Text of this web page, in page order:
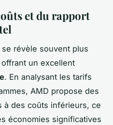
et du rapport
se révèle souvent plus
un excellent
. En analysant les tarifs
AMD propose des
à des coûts inférieurs, ce
économies significatives